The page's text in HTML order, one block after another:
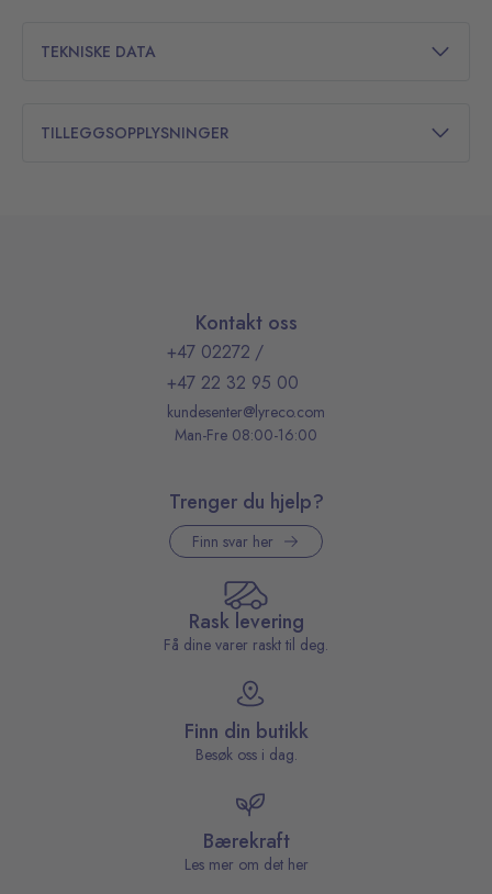
TEKNISKE DATA
TILLEGGSOPPLYSNINGER
Kontakt oss
+47 02272 /
+47 22 32 95 00
kundesenter@lyreco.com
Man-Fre 08:00-16:00
Trenger du hjelp?
Finn svar her
Rask levering
Få dine varer raskt til deg.
Finn din butikk
Besøk oss i dag.
Bærekraft
Les mer om det her